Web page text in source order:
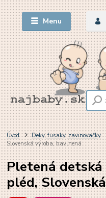
Menu
Úvod Deky, fusaky, zavinovačky
Slovenská výroba, bavlnená
Pletená
pléd,